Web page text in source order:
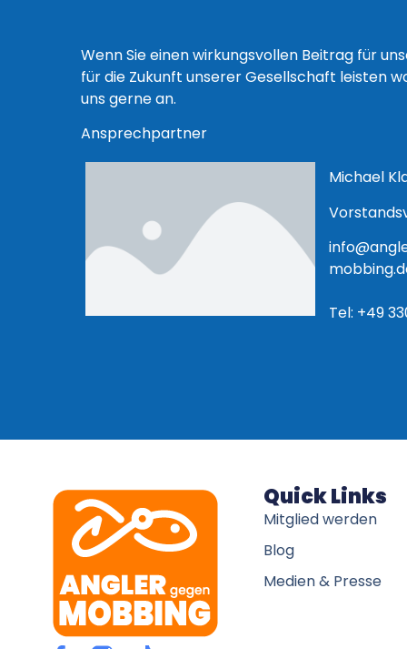
Wenn Sie einen wirkungsvollen Beitrag für
für die Zukunft unserer Gesellschaft leisten
uns gerne an.
Ansprechpartner
Michael
Tel: +49
Quick Links
Mitglied werden
Blog
Medien & Presse